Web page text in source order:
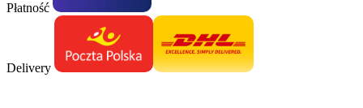
Płatność
Delivery